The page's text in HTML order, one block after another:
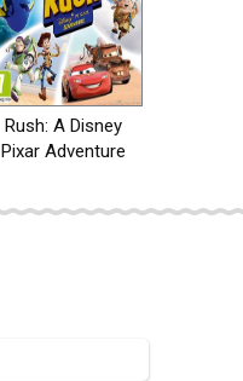
Rush: A Disney
Pixar Adventure